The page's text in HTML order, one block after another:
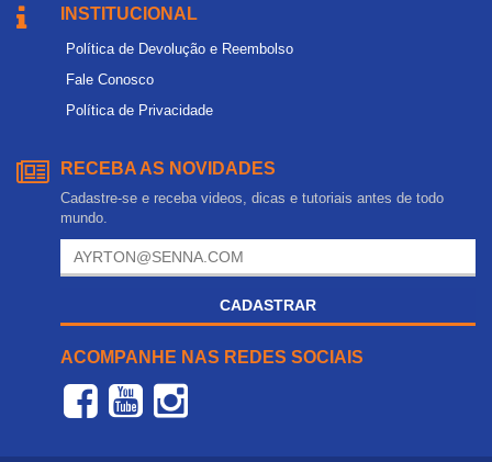
INSTITUCIONAL
Política de Devolução e Reembolso
Fale Conosco
Política de Privacidade
RECEBA AS NOVIDADES
Cadastre-se e receba videos, dicas e tutoriais antes de todo
mundo.
CADASTRAR
ACOMPANHE NAS REDES SOCIAIS